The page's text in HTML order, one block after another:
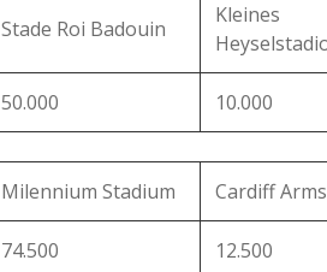
Stade Roi Badouin
Kleines
50.000 10.000
Milennium Stadium Cardiff
74.500 12.500